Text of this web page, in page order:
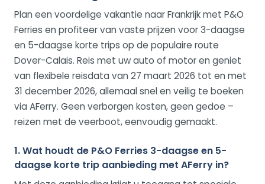
Plan een voordelige vakantie naar Frankrijk met P&O
Ferries en profiteer van vaste prijzen voor 3-daagse
en 5-daagse korte trips op de populaire route
Dover-Calais. Reis met uw auto of motor en geniet
van flexibele reisdata van 27 maart 2026 tot en met
31 december 2026, allemaal snel en veilig te boeken
via AFerry. Geen verborgen kosten, geen gedoe –
reizen met de veerboot, eenvoudig gemaakt.
1. Wat houdt de P&O Ferries 3-daagse en 5-
daagse korte trip aanbieding met AFerry in?